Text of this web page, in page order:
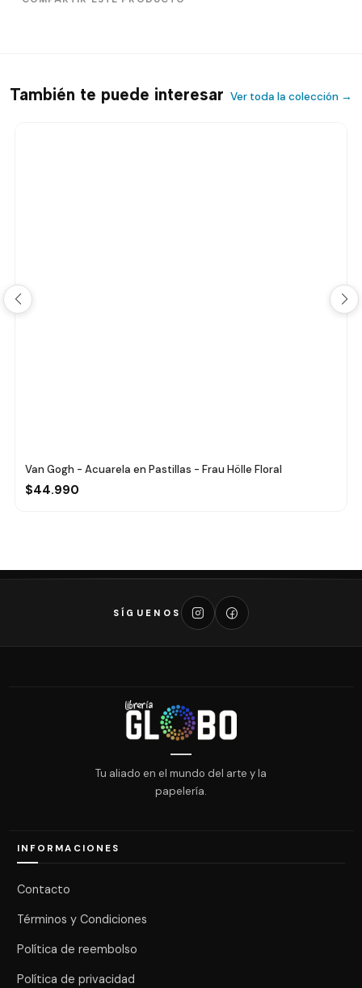
También te puede interesar Ver toda la colección →
Van Gogh - Acuarela en Pastillas - Frau Hölle Floral
$44.990
SÍGUENOS
Tu aliado en el mundo del arte y la
papelería.
INFORMACIONES
Contacto
Términos y Condiciones
Política de reembolso
Política de privacidad